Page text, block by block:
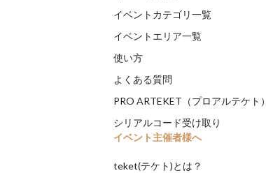
イベントカテゴリ一覧
イベントエリア一覧
使い方
よくある質問
PRO ARTEKET（プロアルテケト）
シリアルコード受け取り
イベント主催者様へ
teket(テケト)とは？